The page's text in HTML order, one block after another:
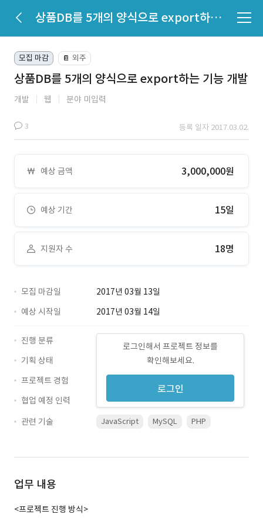
상품DB를 5개의 양식으로 export하는 기능 개발
모집 마감 📔 외주
상품DB를 5개의 양식으로 export하는 기능 개발
개발 웹 분야 미입력
3 등록 일자 2017.03.02.
예상 금액 3,000,000원
예상 기간 15일
지원자 수 18명
모집 마감일
2017년 03월 13일
예상 시작일
2017년 03월 14일
로그인해서 프로젝트 정보를
확인해보세요.
로그인
진행 분류
기획 상태
프로젝트 경험
협업 예정 인력
관련 기술
JavaScript MySQL PHP
업무 내용
<프로젝트 진행 방식>